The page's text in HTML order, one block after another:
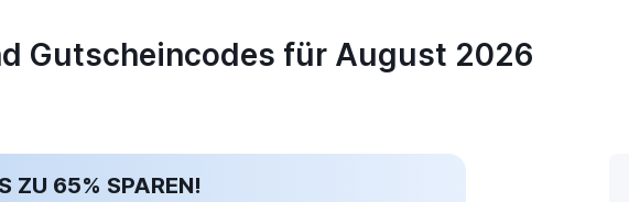
Gutscheincodes für August 2026
ZU 65% SPAREN!